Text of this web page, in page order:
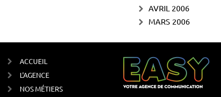
AVRIL 2006
MARS 2006
ACCUEIL
L'AGENCE
NOS MÉTIERS